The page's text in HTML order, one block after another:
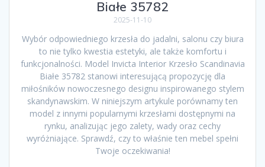
Białe 35782
2025-11-10
Wybór odpowiedniego krzesła do jadalni, salonu czy biura
to nie tylko kwestia estetyki, ale także komfortu i
funkcjonalności. Model Invicta Interior Krzesło Scandinavia
Białe 35782 stanowi interesującą propozycję dla
miłośników nowoczesnego designu inspirowanego stylem
skandynawskim. W niniejszym artykule porównamy ten
model z innymi popularnymi krzesłami dostępnymi na
rynku, analizując jego zalety, wady oraz cechy
wyróżniające. Sprawdź, czy to właśnie ten mebel spełni
Twoje oczekiwania!